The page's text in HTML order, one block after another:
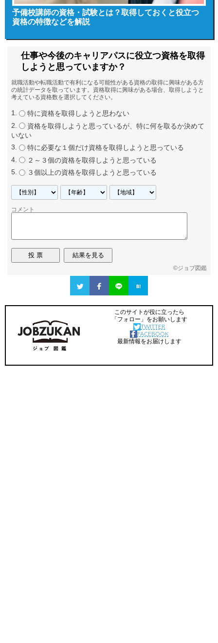
予備校講師の資格・試験とは？取得しておくと役立つ
資格の特徴などを解説
仕事や今後のキャリアパスに役立つ資格を取得
しようと思っていますか？
就職活動や転職活動で有利になる可能性がある資格の取得に興味がある方
の統計データを取っています。資格取得に興味がある場合、取得しようと
考えている資格数を選択してください。
特に資格を取得しようと思わない
資格を取得しようと思っているが、特に何を取るか決めて
いない
特に必要な１個だけ資格を取得しようと思っている
２～３個の資格を取得しようと思っている
３個以上の資格を取得しようと思っている
コメント
©ジョブ図鑑
このサイトが役に立ったら
「フォロー」をお願いします
TWITTER
FACEBOOK
最新情報をお届けします